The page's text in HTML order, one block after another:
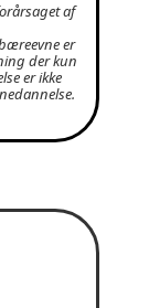
af
er
der kun
er ikke